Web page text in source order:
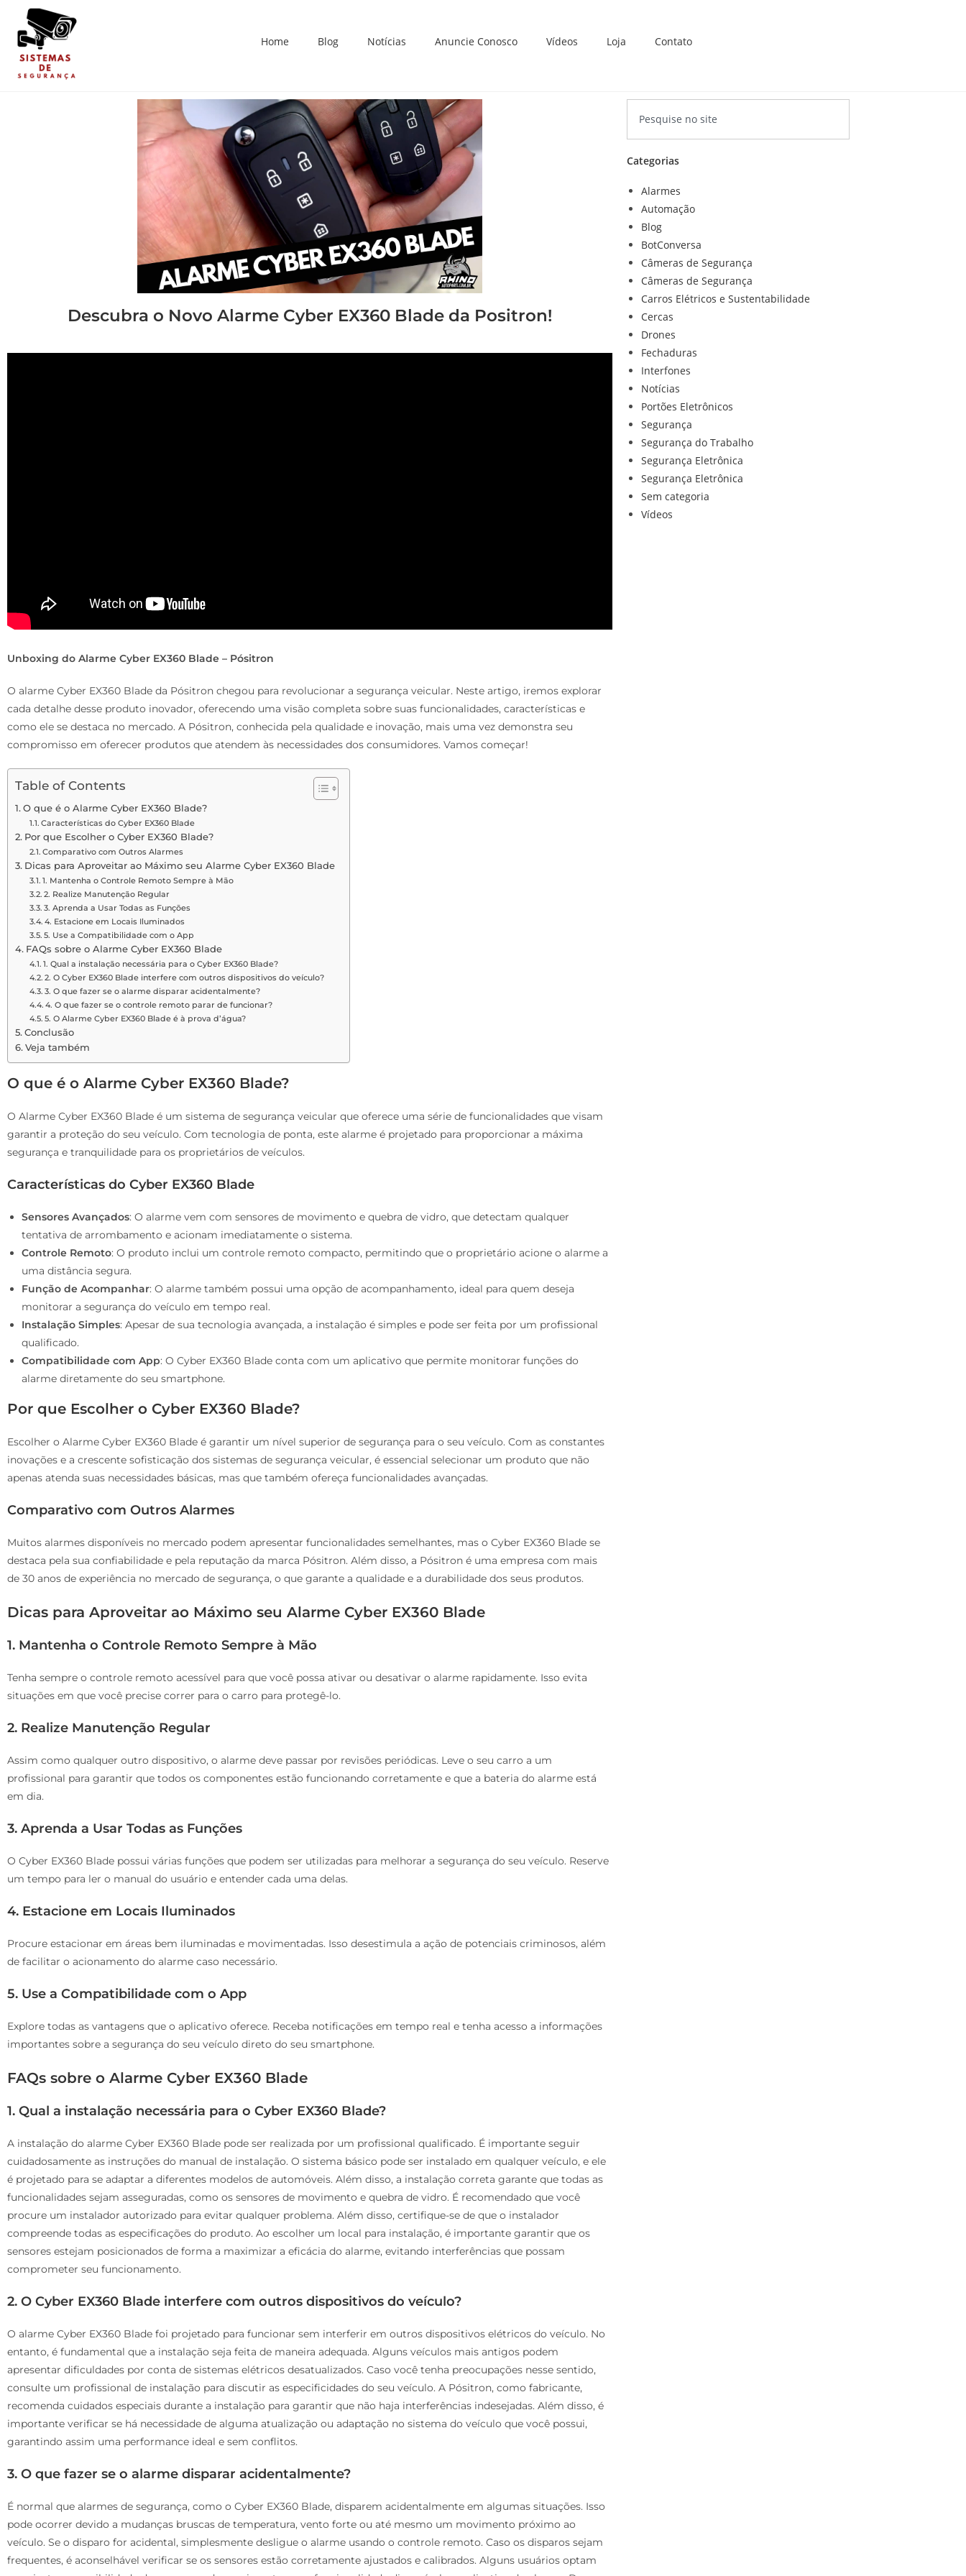
Home Blog Notícias Anuncie Conosco Vídeos Loja Contato
Descubra o Novo Alarme Cyber EX360 Blade da Positron!
Unboxing do Alarme Cyber EX360 Blade – Pósitron
O alarme Cyber EX360 Blade da Pósitron chegou para revolucionar a segurança veicular. Neste artigo, iremos explorar
cada detalhe desse produto inovador, oferecendo uma visão completa sobre suas funcionalidades, características e
como ele se destaca no mercado. A Pósitron, conhecida pela qualidade e inovação, mais uma vez demonstra seu
compromisso em oferecer produtos que atendem às necessidades dos consumidores. Vamos começar!
Table of Contents
O que é o Alarme Cyber EX360 Blade?
Características do Cyber EX360 Blade
Por que Escolher o Cyber EX360 Blade?
Comparativo com Outros Alarmes
Dicas para Aproveitar ao Máximo seu Alarme Cyber EX360 Blade
1. Mantenha o Controle Remoto Sempre à Mão
2. Realize Manutenção Regular
3. Aprenda a Usar Todas as Funções
4. Estacione em Locais Iluminados
5. Use a Compatibilidade com o App
FAQs sobre o Alarme Cyber EX360 Blade
1. Qual a instalação necessária para o Cyber EX360 Blade?
2. O Cyber EX360 Blade interfere com outros dispositivos do veículo?
3. O que fazer se o alarme disparar acidentalmente?
4. O que fazer se o controle remoto parar de funcionar?
5. O Alarme Cyber EX360 Blade é à prova d’água?
Conclusão
Veja também
O que é o Alarme Cyber EX360 Blade?
O Alarme Cyber EX360 Blade é um sistema de segurança veicular que oferece uma série de funcionalidades que visam
garantir a proteção do seu veículo. Com tecnologia de ponta, este alarme é projetado para proporcionar a máxima
segurança e tranquilidade para os proprietários de veículos.
Características do Cyber EX360 Blade
Sensores Avançados: O alarme vem com sensores de movimento e quebra de vidro, que detectam qualquer
tentativa de arrombamento e acionam imediatamente o sistema.
Controle Remoto: O produto inclui um controle remoto compacto, permitindo que o proprietário acione o alarme a
uma distância segura.
Função de Acompanhar: O alarme também possui uma opção de acompanhamento, ideal para quem deseja
monitorar a segurança do veículo em tempo real.
Instalação Simples: Apesar de sua tecnologia avançada, a instalação é simples e pode ser feita por um profissional
qualificado.
Compatibilidade com App: O Cyber EX360 Blade conta com um aplicativo que permite monitorar funções do
alarme diretamente do seu smartphone.
Por que Escolher o Cyber EX360 Blade?
Escolher o Alarme Cyber EX360 Blade é garantir um nível superior de segurança para o seu veículo. Com as constantes
inovações e a crescente sofisticação dos sistemas de segurança veicular, é essencial selecionar um produto que não
apenas atenda suas necessidades básicas, mas que também ofereça funcionalidades avançadas.
Comparativo com Outros Alarmes
Muitos alarmes disponíveis no mercado podem apresentar funcionalidades semelhantes, mas o Cyber EX360 Blade se
destaca pela sua confiabilidade e pela reputação da marca Pósitron. Além disso, a Pósitron é uma empresa com mais
de 30 anos de experiência no mercado de segurança, o que garante a qualidade e a durabilidade dos seus produtos.
Dicas para Aproveitar ao Máximo seu Alarme Cyber EX360 Blade
1. Mantenha o Controle Remoto Sempre à Mão
Tenha sempre o controle remoto acessível para que você possa ativar ou desativar o alarme rapidamente. Isso evita
situações em que você precise correr para o carro para protegê-lo.
2. Realize Manutenção Regular
Assim como qualquer outro dispositivo, o alarme deve passar por revisões periódicas. Leve o seu carro a um
profissional para garantir que todos os componentes estão funcionando corretamente e que a bateria do alarme está
em dia.
3. Aprenda a Usar Todas as Funções
O Cyber EX360 Blade possui várias funções que podem ser utilizadas para melhorar a segurança do seu veículo. Reserve
um tempo para ler o manual do usuário e entender cada uma delas.
4. Estacione em Locais Iluminados
Procure estacionar em áreas bem iluminadas e movimentadas. Isso desestimula a ação de potenciais criminosos, além
de facilitar o acionamento do alarme caso necessário.
5. Use a Compatibilidade com o App
Explore todas as vantagens que o aplicativo oferece. Receba notificações em tempo real e tenha acesso a informações
importantes sobre a segurança do seu veículo direto do seu smartphone.
FAQs sobre o Alarme Cyber EX360 Blade
1. Qual a instalação necessária para o Cyber EX360 Blade?
A instalação do alarme Cyber EX360 Blade pode ser realizada por um profissional qualificado. É importante seguir
cuidadosamente as instruções do manual de instalação. O sistema básico pode ser instalado em qualquer veículo, e ele
é projetado para se adaptar a diferentes modelos de automóveis. Além disso, a instalação correta garante que todas as
funcionalidades sejam asseguradas, como os sensores de movimento e quebra de vidro. É recomendado que você
procure um instalador autorizado para evitar qualquer problema. Além disso, certifique-se de que o instalador
compreende todas as especificações do produto. Ao escolher um local para instalação, é importante garantir que os
sensores estejam posicionados de forma a maximizar a eficácia do alarme, evitando interferências que possam
comprometer seu funcionamento.
2. O Cyber EX360 Blade interfere com outros dispositivos do veículo?
O alarme Cyber EX360 Blade foi projetado para funcionar sem interferir em outros dispositivos elétricos do veículo. No
entanto, é fundamental que a instalação seja feita de maneira adequada. Alguns veículos mais antigos podem
apresentar dificuldades por conta de sistemas elétricos desatualizados. Caso você tenha preocupações nesse sentido,
consulte um profissional de instalação para discutir as especificidades do seu veículo. A Pósitron, como fabricante,
recomenda cuidados especiais durante a instalação para garantir que não haja interferências indesejadas. Além disso, é
importante verificar se há necessidade de alguma atualização ou adaptação no sistema do veículo que você possui,
garantindo assim uma performance ideal e sem conflitos.
3. O que fazer se o alarme disparar acidentalmente?
É normal que alarmes de segurança, como o Cyber EX360 Blade, disparem acidentalmente em algumas situações. Isso
pode ocorrer devido a mudanças bruscas de temperatura, vento forte ou até mesmo um movimento próximo ao
veículo. Se o disparo for acidental, simplesmente desligue o alarme usando o controle remoto. Caso os disparos sejam
frequentes, é aconselhável verificar se os sensores estão corretamente ajustados e calibrados. Alguns usuários optam
Categorias
Alarmes
Automação
Blog
BotConversa
Câmeras de Segurança
Câmeras de Segurança
Carros Elétricos e Sustentabilidade
Cercas
Drones
Fechaduras
Interfones
Notícias
Portões Eletrônicos
Segurança
Segurança do Trabalho
Segurança Eletrônica
Segurança Eletrônica
Sem categoria
Vídeos